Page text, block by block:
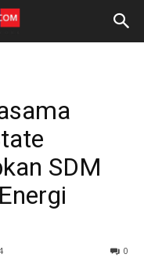
SDM
0